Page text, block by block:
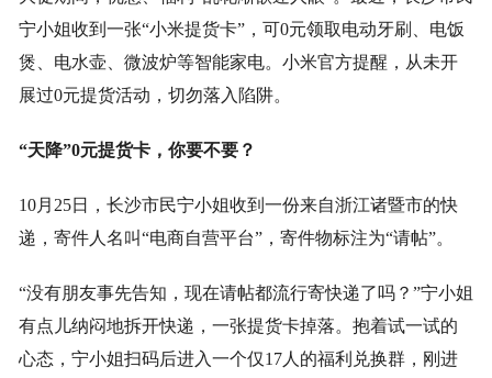
宁小姐收到一张“小米提货卡”，可0元领取电动牙刷、电饭
煲、电水壶、微波炉等智能家电。小米官方提醒，从未开
展过0元提货活动，切勿落入陷阱。
“天降”0元提货卡，你要不要？
10月25日，长沙市民宁小姐收到一份来自浙江诸暨市的快
递，寄件人名叫“电商自营平台”，寄件物标注为“请帖”。
“没有朋友事先告知，现在请帖都流行寄快递了吗？”宁小姐
有点儿纳闷地拆开快递，一张提货卡掉落。抱着试一试的
心态，宁小姐扫码后进入一个仅17人的福利兑换群，刚进